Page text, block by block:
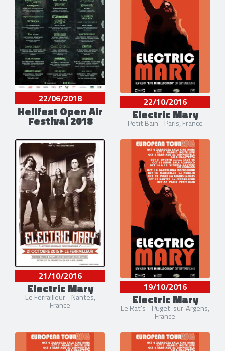
22/06/2018
Hellfest Open Air
Festival 2018
22/10/2016
Electric Mary
Petit Bain - Paris, France
21/10/2016
Electric Mary
Le Ferrailleur - Nantes,
France
19/10/2016
Electric Mary
Le Rat's - Puget-sur-Argens,
France